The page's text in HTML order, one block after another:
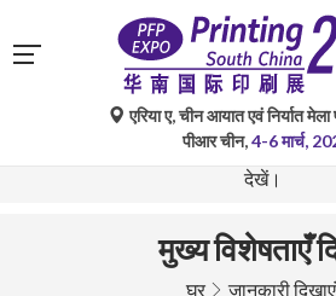
गूगल ट्रांसलेट द्वारा किए गए स्वचालित
त्रुटिपूर्ण हो सकते हैं। किसी भी प्रश्न के
देखें।
एरिया ए, चीन आयात एवं निर्यात मेला
पीआर चीन,4-6 मार्च,
मुख्य विशेषताएँ
घर जानकारी दिखाएं